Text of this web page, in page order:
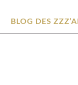
BLOG DES